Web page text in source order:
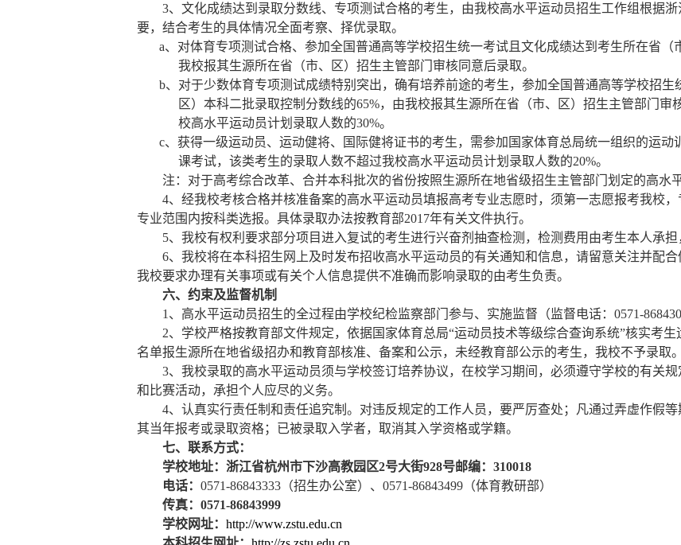
3、文化成绩达到录取分数线、专项测试合格的考生，由我校高水平运动员招生工作组根据
要，结合考生的具体情况全面考察、择优录取。
a、对体育专项测试合格、参加全国普通高等学校招生统一考试且文化成绩达到考生所在省
我校报其生源所在省（市、区）招生主管部门审核同意后录取。
b、对于少数体育专项测试成绩特别突出，确有培养前途的考生，参加全国普通高等学校招生
区）本科二批录取控制分数线的65%，由我校报其生源所在省（市、区）招生主管部门
校高水平运动员计划录取人数的30%。
c、获得一级运动员、运动健将、国际健将证书的考生，需参加国家体育总局统一组织的运
课考试，该类考生的录取人数不超过我校高水平运动员计划录取人数的20%。
注：对于高考综合改革、合并本科批次的省份按照生源所在地省级招生主管部门划定的高水
4、经我校考核合格并核准备案的高水平运动员填报高考专业志愿时，须第一志愿报考我校
专业范围内按科类选报。具体录取办法按教育部2017年有关文件执行。
5、我校有权利要求部分项目进入复试的考生进行兴奋剂抽查检测，检测费用由考生本人承担
6、我校将在本科招生网上及时发布招收高水平运动员的有关通知和信息，请留意关注并配
我校要求办理有关事项或有关个人信息提供不准确而影响录取的由考生负责。
六、约束及监督机制
1 、高水平运动员招生的全过程由学校纪检监察部门参与、实施监督（监督电话： 0571-
2、学校严格按教育部文件规定，依据国家体育总局“运动员技术等级综合查询系统”核实考
名单报生源所在地省级招办和教育部核准、备案和公示，未经教育部公示的考生，我校不予录取。
3、我校录取的高水平运动员须与学校签订培养协议，在校学习期间，必须遵守学校的有关
和比赛活动，承担个人应尽的义务。
4、认真实行责任制和责任追究制。对违反规定的工作人员，要严厉查处；凡通过弄虚作假
其当年报考或录取资格；已被录取入学者，取消其入学资格或学籍。
七、联系方式：
学校地址：浙江省杭州市下沙高教园区2号大街928号邮编：310018
电话：0571-86843333 （招生办公室）、0571-86843499 （体育教研部）
传真：0571-86843999
学校网址：http://www.zstu.edu.cn